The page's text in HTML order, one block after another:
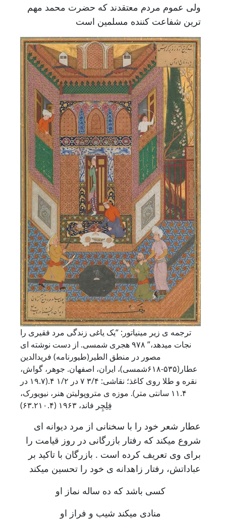
ولی عموم مردم معتقدند که حضرت محمد مهم
ترین شفاعت کننده مسلمین است
ترجمه ی زیر مینیاتور: “یک یاغی زندگی مرد فقیری را
نجات میدهد،” ۹۷۸ هجری شمسی. از دست نوشته ای
مصور در منطق الطیر(طیورنامه) فریدالدین
عطار(۵۳۵-۶۱۸شمسی)، ایران، اصفهان. جوهر، گواش،
نقره و طلا روی کاغذ؛ نقاشی: ۳/۴ ۷ در ۱/۲ ۴.(۱۹.۷ در
۱۱.۴ سانتی متر). موزه ی متروپولیتن هنر، نیویورک،
فِلِچِر فاند، ۱۹۶۳ (۶۳.۲۱۰.۴)
عطار شعر خود را با سخنانی از مرد دیوانه ای
شروع میکند که رفتار بازرگانی در روز قیامت را
برای وی تعریف کرده است . بازرگان با تاکید بر
عباداتش، رفتار زاهدانه ی خود را تحسین میکند
کسی باشد که ده ساله نماز او
منادی میکند شیب و فراز او